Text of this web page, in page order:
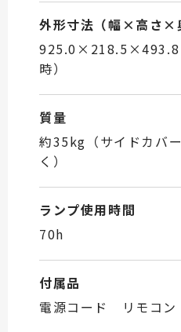
外形寸法（幅×高さ×
925.0×218.5×493.8
時）
質量
約35kg （サイドカバ
く）
ランプ使用時間
70h
付属品
電源コード リモコ